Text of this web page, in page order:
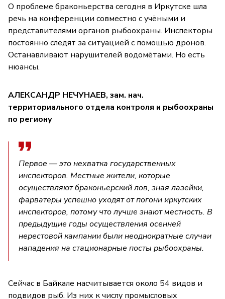
О проблеме браконьерства сегодня в Иркутске шла
речь на конференции совместно с учёными и
представителями органов рыбоохраны. Инспекторы
постоянно следят за ситуацией с помощью дронов.
Останавливают нарушителей водомётами. Но есть
нюансы.
АЛЕКСАНДР НЕЧУНАЕВ, зам. нач.
территориального отдела контроля и рыбоохраны
по региону
Первое — это нехватка государственных
инспекторов. Местные жители, которые
осуществляют браконьерский лов, зная лазейки,
фарватеры успешно уходят от погони иркутских
инспекторов, потому что лучше знают местность. В
предыдущие годы осуществления осенней
нерестовой кампании были неоднократные случаи
нападения на стационарные посты рыбоохраны.
Сейчас в Байкале насчитывается около 54 видов и
подвидов рыб. Из них к числу промысловых